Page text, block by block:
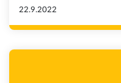
22.9.2022